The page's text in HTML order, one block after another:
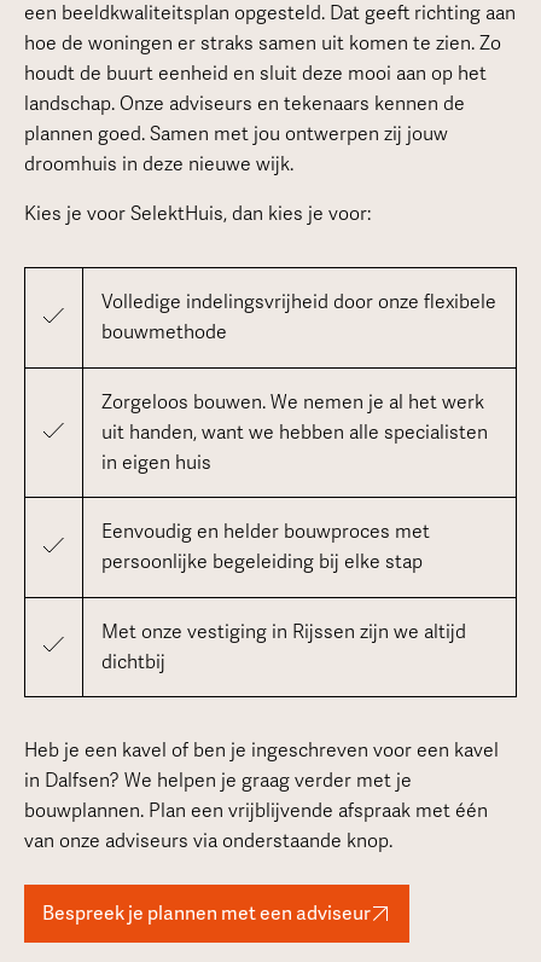
een beeldkwaliteitsplan opgesteld. Dat geeft richting aan
hoe de woningen er straks samen uit komen te zien. Zo
houdt de buurt eenheid en sluit deze mooi aan op het
landschap. Onze adviseurs en tekenaars kennen de
plannen goed. Samen met jou ontwerpen zij jouw
droomhuis in deze nieuwe wijk.
Kies je voor SelektHuis, dan kies je voor:
Volledige indelingsvrijheid door onze flexibele
bouwmethode
Zorgeloos bouwen. We nemen je al het werk
uit handen, want we hebben alle specialisten
in eigen huis
Eenvoudig en helder bouwproces met
persoonlijke begeleiding bij elke stap
Met onze vestiging in Rijssen zijn we altijd
dichtbij
Heb je een kavel of ben je ingeschreven voor een kavel
in Dalfsen? We helpen je graag verder met je
bouwplannen. Plan een vrijblijvende afspraak met één
van onze adviseurs via onderstaande knop.
Bespreek je plannen met een adviseur